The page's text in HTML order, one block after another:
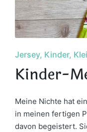
Posted
in
Jersey Kinder
Kinder-
Meine Nichte hat
in meinen fertigen
davon begeistert.